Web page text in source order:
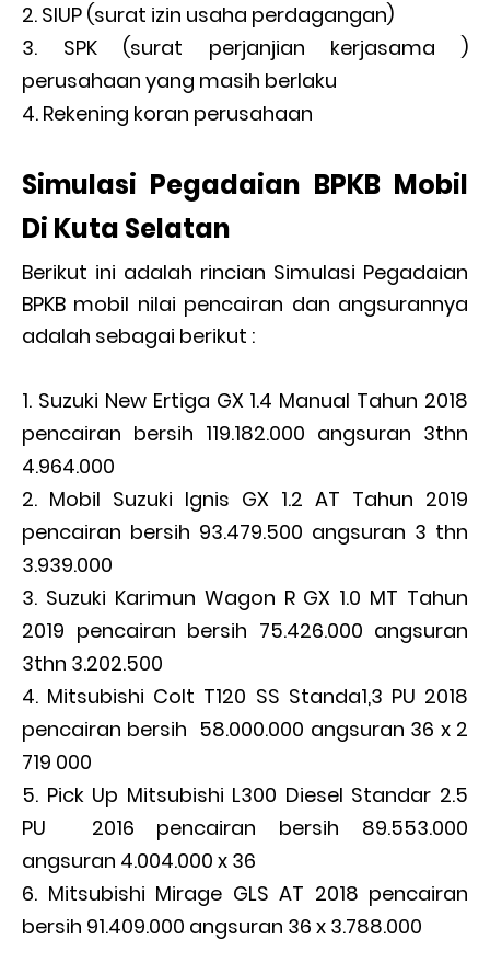
SIUP (surat izin usaha perdagangan)
SPK (surat perjanjian kerjasama )
perusahaan yang masih berlaku
Rekening koran perusahaan
Simulasi Pegadaian BPKB Mobil
Di Kuta Selatan
Berikut ini adalah rincian Simulasi Pegadaian
BPKB mobil nilai pencairan dan angsurannya
adalah sebagai berikut :
Suzuki New Ertiga GX 1.4 Manual Tahun 2018
pencairan bersih 119.182.000 angsuran 3thn
4.964.000
Mobil Suzuki Ignis GX 1.2 AT Tahun 2019
pencairan bersih 93.479.500 angsuran 3 thn
3.939.000
Suzuki Karimun Wagon R GX 1.0 MT Tahun
2019 pencairan bersih 75.426.000 angsuran
3thn 3.202.500
Mitsubishi Colt T120 SS Standa1,3 PU 2018
pencairan bersih 58.000.000 angsuran 36 x 2
719 000
Pick Up Mitsubishi L300 Diesel Standar 2.5
PU 2016 pencairan bersih 89.553.000
angsuran 4.004.000 x 36
Mitsubishi Mirage GLS AT 2018 pencairan
bersih 91.409.000 angsuran 36 x 3.788.000